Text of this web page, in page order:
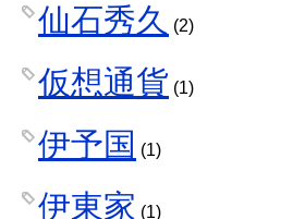
仙石秀久 (2)
仮想通貨 (1)
伊予国 (1)
伊東家 (1)